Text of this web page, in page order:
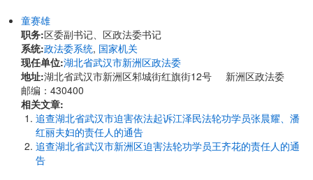
童赛雄
职务:区委副书记、区政法委书记
系统:政法委系统, 国家机关
现任单位:湖北省武汉市新洲区政法委
地址:湖北省武汉市新洲区邾城街红旗街12号 新洲区政法委
邮编：430400
相关文章:
追查湖北省武汉市迫害依法起诉江泽民法轮功学员张晨耀、潘
红丽夫妇的责任人的通告
追查湖北省武汉市新洲区迫害法轮功学员王齐花的责任人的通
告